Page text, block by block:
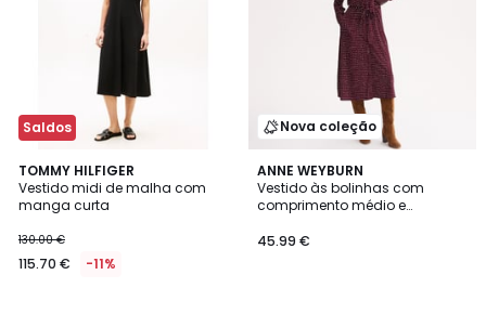
Saldos
TOMMY HILFIGER
Vestido midi de malha com
manga curta
130.00 €
115.70 € -11%
Nova coleção
ANNE WEYBURN
Vestido às bolinhas com
comprimento médio e
viscose stretch
45.99 €